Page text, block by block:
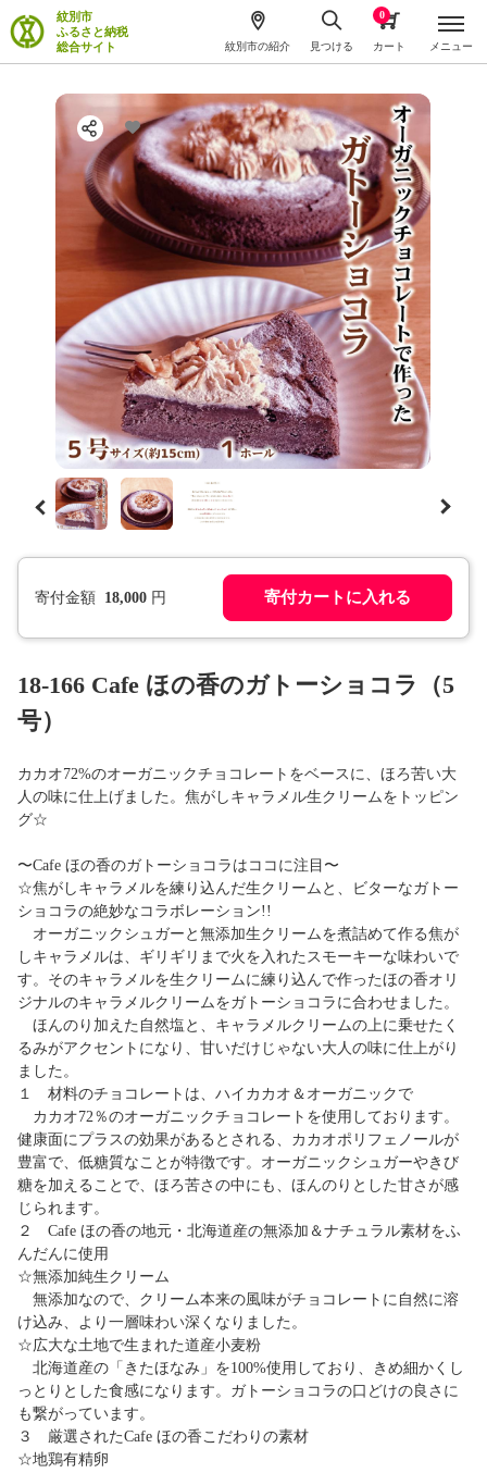
紋別市
ふるさと納税
総合サイト
紋別市の紹介 見つける カート
0
メニュー
寄付金額 18,000 円 寄付カートに入れる
18-166 Cafe ほの香のガトーショコラ（5
号）
カカオ72%のオーガニックチョコレートをベースに、ほろ苦い大
人の味に仕上げました。焦がしキャラメル生クリームをトッピン
グ☆
〜Cafe ほの香のガトーショコラはココに注目〜
☆焦がしキャラメルを練り込んだ生クリームと、ビターなガトー
ショコラの絶妙なコラボレーション!!
オーガニックシュガーと無添加生クリームを煮詰めて作る焦が
しキャラメルは、ギリギリまで火を入れたスモーキーな味わいで
す。そのキャラメルを生クリームに練り込んで作ったほの香オリ
ジナルのキャラメルクリームをガトーショコラに合わせました。
ほんのり加えた自然塩と、キャラメルクリームの上に乗せたく
るみがアクセントになり、甘いだけじゃない大人の味に仕上がり
ました。
１ 材料のチョコレートは、ハイカカオ＆オーガニックで
カカオ72％のオーガニックチョコレートを使用しております。
健康面にプラスの効果があるとされる、カカオポリフェノールが
豊富で、低糖質なことが特徴です。オーガニックシュガーやきび
糖を加えることで、ほろ苦さの中にも、ほんのりとした甘さが感
じられます。
２ Cafe ほの香の地元・北海道産の無添加＆ナチュラル素材をふ
んだんに使用
☆無添加純生クリーム
無添加なので、クリーム本来の風味がチョコレートに自然に溶
け込み、より一層味わい深くなりました。
☆広大な土地で生まれた道産小麦粉
北海道産の「きたほなみ」を100%使用しており、きめ細かくし
っとりとした食感になります。ガトーショコラの口どけの良さに
も繋がっています。
３ 厳選されたCafe ほの香こだわりの素材
☆地鶏有精卵